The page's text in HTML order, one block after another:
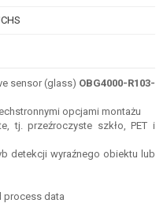
sensor (glass) OBG4000-R103-
opcjami montażu
tj. przeźroczyste szkło, PET i
detekcji wyraźnego obiektu lub
process data